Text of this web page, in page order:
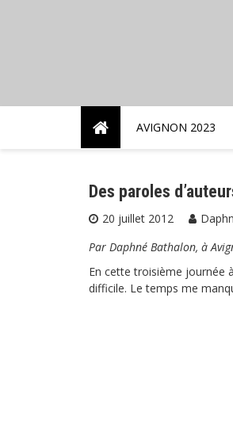
AVIGNON 2023
Des paroles
20 juillet 2012
Par Daphné Bathalon, à
En cette troisième journée
difficile. Le temps me